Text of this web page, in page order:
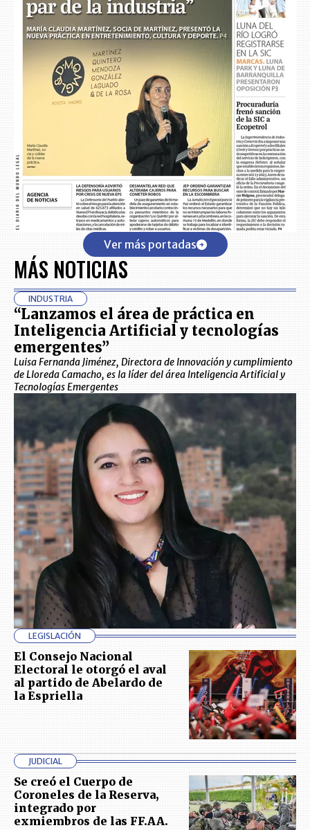
Ver más portadas
MÁS NOTICIAS
INDUSTRIA
“Lanzamos el área de práctica en
Inteligencia Artificial y tecnologías
emergentes”
Luisa Fernanda Jiménez, Directora de Innovación y cumplimiento
de Lloreda Camacho, es la líder del área Inteligencia Artificial y
Tecnologías Emergentes
LEGISLACIÓN
El Consejo Nacional
Electoral le otorgó el aval
al partido de Abelardo de
la Espriella
JUDICIAL
Se creó el Cuerpo de
Coroneles de la Reserva,
integrado por
exmiembros de las FF.AA.